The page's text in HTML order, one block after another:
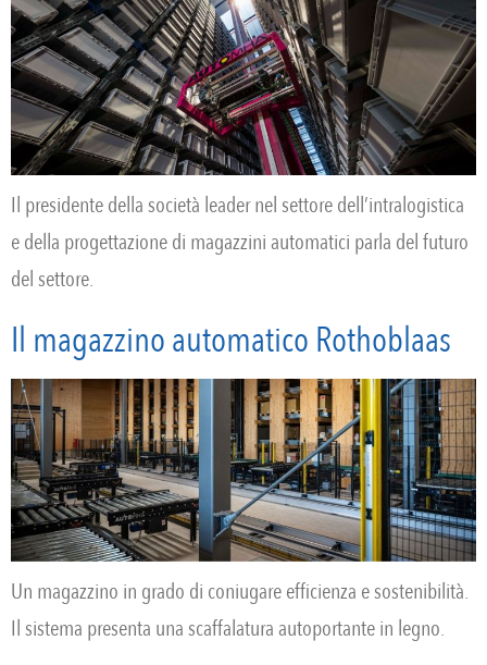
Il presidente della società leader nel settore dell’intralogistica
e della progettazione di magazzini automatici parla del futuro
del settore.
Il magazzino automatico Rothoblaas
Un magazzino in grado di coniugare efficienza e sostenibilità.
Il sistema presenta una scaffalatura autoportante in legno.